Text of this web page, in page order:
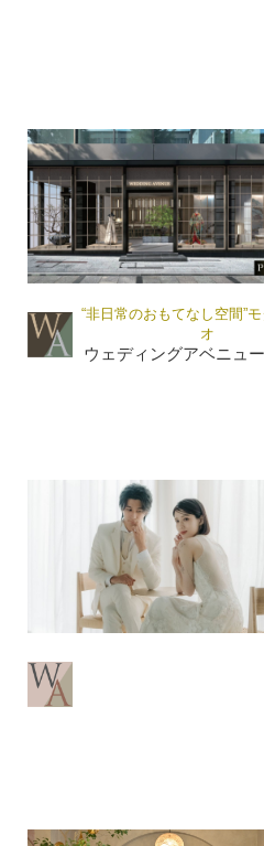
“非日常のおもてなし空間”
オ
ウェディングアベニュ